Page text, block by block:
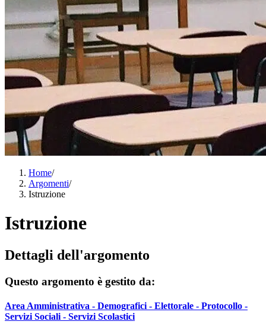
Home/
Argomenti/
Istruzione
Istruzione
Dettagli dell'argomento
Questo argomento è gestito da:
Area Amministrativa - Demografici - Elettorale - Protocollo -
Servizi Sociali - Servizi Scolastici